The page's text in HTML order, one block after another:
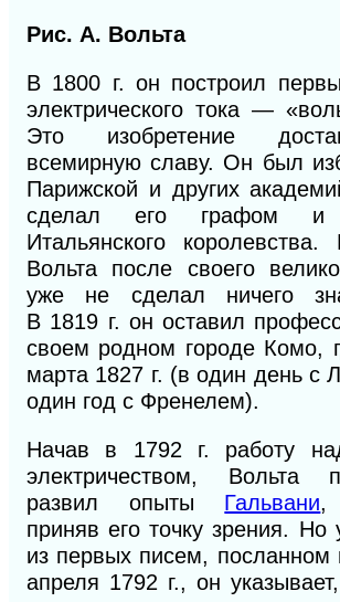
Рис. А. Вольта
В 1800 г. он построил
электрического тока —
Это изобретение
всемирную славу. Он был
Парижской и других
сделал его графом
Итальянского
Вольта после своего
уже не сделал ничего
В 1819 г. он оставил
своем родном городе Комо,
марта 1827 г. (водин день с
один год с Френелем).
Начав в 1792 г. работу
электричеством, Вольта
развил опыты Гальвани,
приняв еготочкузрения. Но
из первых писем,
апреля 1792 г., он